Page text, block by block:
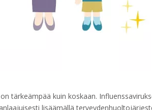
tärkeämpää kuin koskaan.
lisäämällä